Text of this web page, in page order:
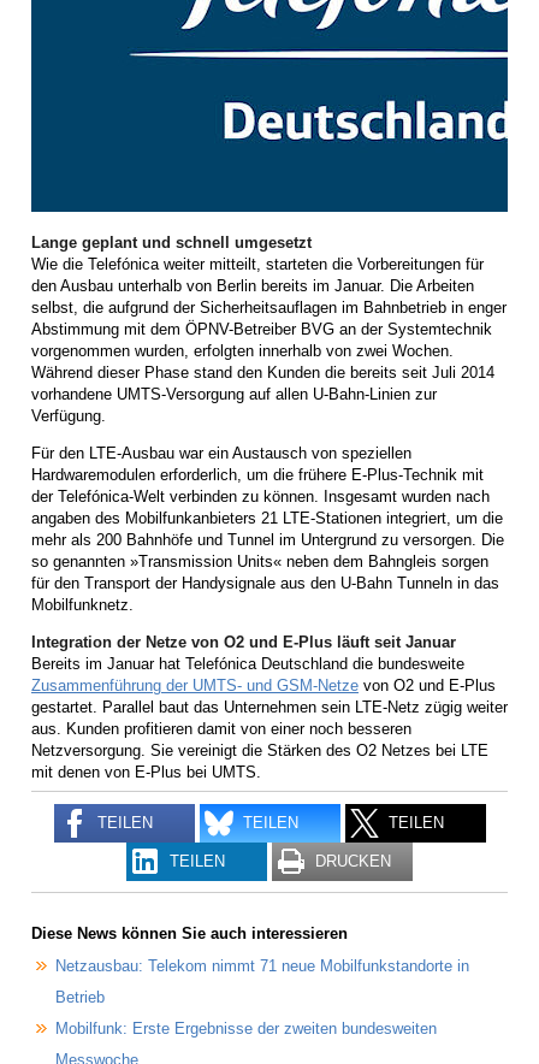
Lange geplant und schnell umgesetzt
Wie die Telefónica weiter mitteilt, starteten die Vorbereitungen für
den Ausbau unterhalb von Berlin bereits im Januar. Die Arbeiten
selbst, die aufgrund der Sicherheitsauflagen im Bahnbetrieb in enger
Abstimmung mit dem ÖPNV-Betreiber BVG an der Systemtechnik
vorgenommen wurden, erfolgten innerhalb von zwei Wochen.
Während dieser Phase stand den Kunden die bereits seit Juli 2014
vorhandene UMTS-Versorgung auf allen U-Bahn-Linien zur
Verfügung.
Für den LTE-Ausbau war ein Austausch von speziellen
Hardwaremodulen erforderlich, um die frühere E-Plus-Technik mit
der Telefónica-Welt verbinden zu können. Insgesamt wurden nach
angaben des Mobilfunkanbieters 21 LTE-Stationen integriert, um die
mehr als 200 Bahnhöfe und Tunnel im Untergrund zu versorgen. Die
so genannten »Transmission Units« neben dem Bahngleis sorgen
für den Transport der Handysignale aus den U-Bahn Tunneln in das
Mobilfunknetz.
Integration der Netze von O2 und E-Plus läuft seit Januar
Bereits im Januar hat Telefónica Deutschland die bundesweite
Zusammenführung der UMTS- und GSM-Netze von O2 und E-Plus
gestartet. Parallel baut das Unternehmen sein LTE-Netz zügig weiter
aus. Kunden profitieren damit von einer noch besseren
Netzversorgung. Sie vereinigt die Stärken des O2 Netzes bei LTE
mit denen von E-Plus bei UMTS.
TEILEN TEILEN TEILEN
TEILEN DRUCKEN
Diese News können Sie auch interessieren
Netzausbau: Telekom nimmt 71 neue Mobilfunkstandorte in
Betrieb
Mobilfunk: Erste Ergebnisse der zweiten bundesweiten
Messwoche